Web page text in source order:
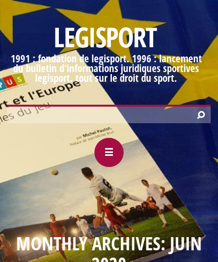
LEGISPORT
1991 : fondation de legisport. 1996 : lancement
du bulletin d'informations juridiques sportives
legisport. tout sur le droit du sport.
MONTHLY ARCHIVES: JUIN